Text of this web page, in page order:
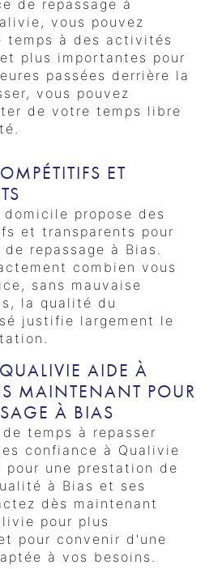
de repassage à
vous pouvez
temps à des activités
plus importantes pour
passées derrière la
vous pouvez
de votre temps libre
ET
propose des
et transparents pour
repassage à Bias.
combien vous
sans mauvaise
la qualité du
justifie largement le
AIDE À
MAINTENANT POUR
À BIAS
temps à repasser
confiance à Qualivie
une prestation de
à Bias et ses
dès maintenant
pour plus
pour convenir d'une
à vos besoins.